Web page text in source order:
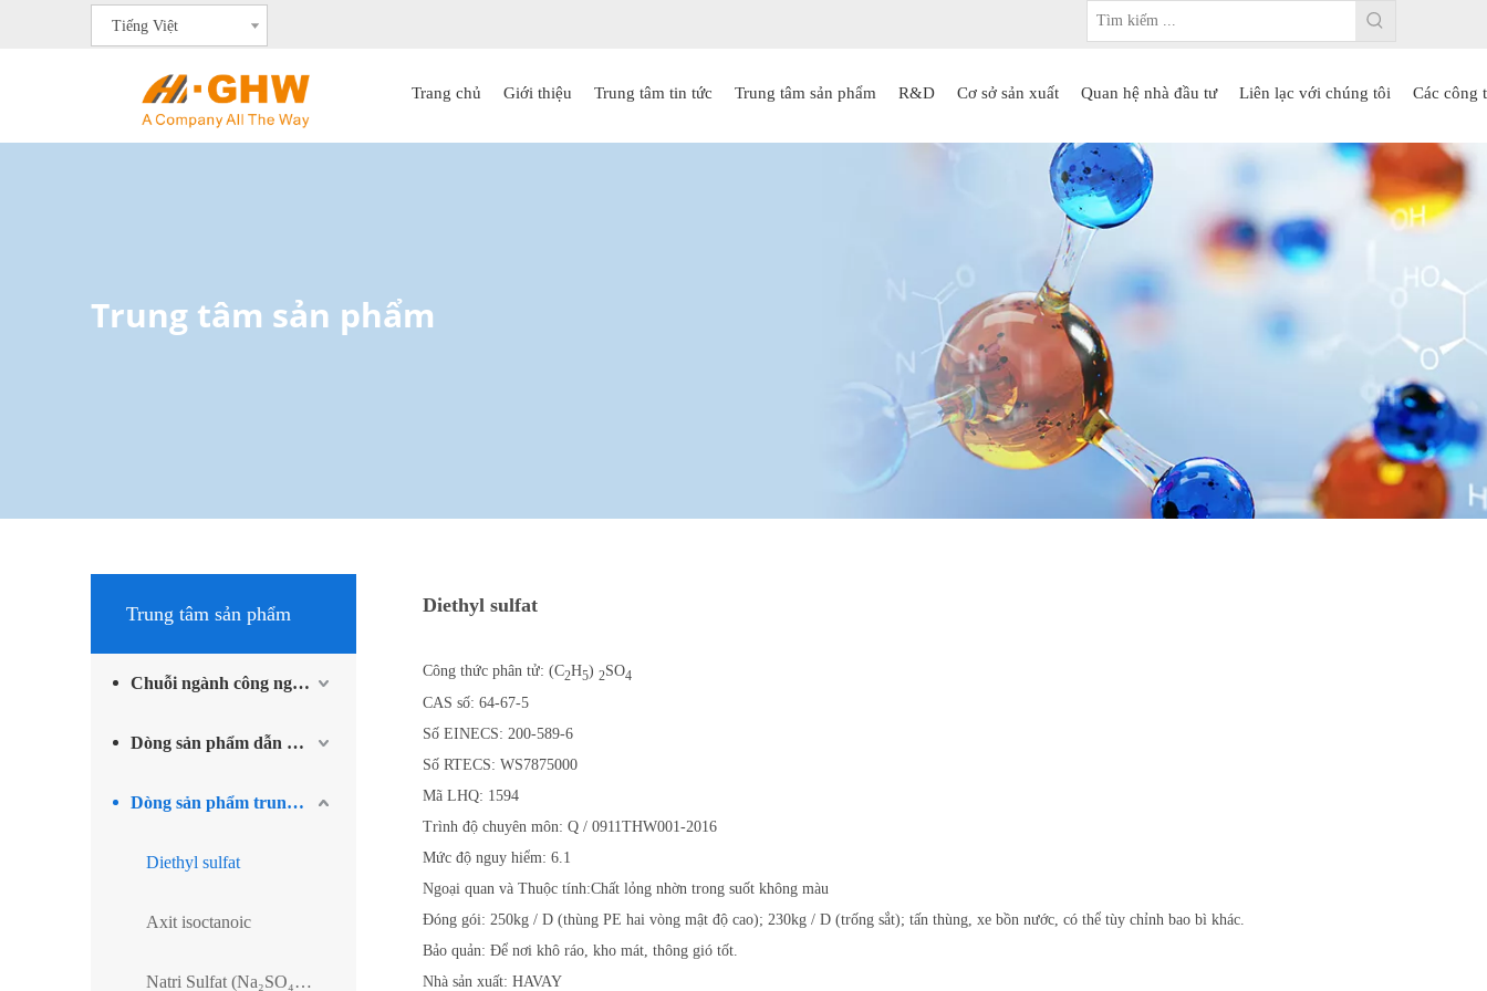
Tiếng Việt
Trang chủ Giới thiệu Trung tâm tin tức Trung tâm sản phẩm R&D Cơ sở sản xuất Quan hệ nhà đầu tư Liên lạc với chúng tôi Các công
Trung tâm sản phẩm
Trung tâm sản phẩm
Chuỗi ngành công nghiệp methylamine
Dòng sản phẩm dẫn xuất iốt và sản phẩm phụ trợ
Dòng sản phẩm trung gian vật liệu tiên tiến
Diethyl sulfat
Axit isoctanoic
Natri Sulfat (Na₂SO₄) – Sulfat Natri
Diethyl sulfat
Công thức phân tử: (C2H5) 2SO4
CAS số: 64-67-5
Số EINECS: 200-589-6
Số RTECS: WS7875000
Mã LHQ: 1594
Trình độ chuyên môn: Q / 0911THW001-2016
Mức độ nguy hiểm: 6.1
Ngoại quan và Thuộc tính:Chất lỏng nhờn trong suốt không màu
Đóng gói: 250kg / D (thùng PE hai vòng mật độ cao); 230kg / D (trống sắt); tấn thùng, xe bồn nước, có thể tùy chỉnh bao bì khác.
Bảo quản: Để nơi khô ráo, kho mát, thông gió tốt.
Nhà sản xuất: HAVAY